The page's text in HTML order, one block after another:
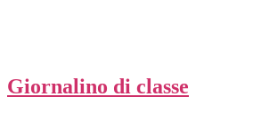
Giornalino di classe